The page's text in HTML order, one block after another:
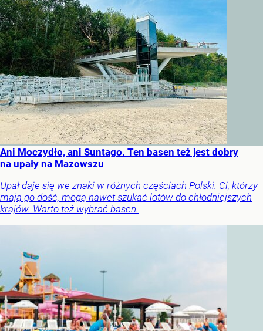
Ani Moczydło, ani Suntago. Ten basen też jest dobry
na upały na Mazowszu
Upał daje się we znaki w różnych częściach Polski. Ci, którzy
mają go dość, mogą nawet szukać lotów do chłodniejszych
krajów. Warto też wybrać basen.